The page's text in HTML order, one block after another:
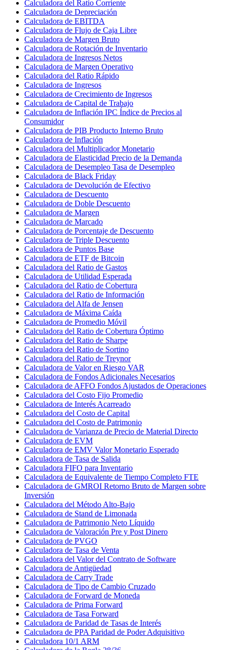
Calculadora del Ratio Corriente
Calculadora de Depreciación
Calculadora de EBITDA
Calculadora de Flujo de Caja Libre
Calculadora de Margen Bruto
Calculadora de Rotación de Inventario
Calculadora de Ingresos Netos
Calculadora de Margen Operativo
Calculadora del Ratio Rápido
Calculadora de Ingresos
Calculadora de Crecimiento de Ingresos
Calculadora de Capital de Trabajo
Calculadora de Inflación IPC Índice de Precios al
Consumidor
Calculadora de PIB Producto Interno Bruto
Calculadora de Inflación
Calculadora del Multiplicador Monetario
Calculadora de Elasticidad Precio de la Demanda
Calculadora de Desempleo Tasa de Desempleo
Calculadora de Black Friday
Calculadora de Devolución de Efectivo
Calculadora de Descuento
Calculadora de Doble Descuento
Calculadora de Margen
Calculadora de Marcado
Calculadora de Porcentaje de Descuento
Calculadora de Triple Descuento
Calculadora de Puntos Base
Calculadora de ETF de Bitcoin
Calculadora del Ratio de Gastos
Calculadora de Utilidad Esperada
Calculadora del Ratio de Cobertura
Calculadora del Ratio de Información
Calculadora del Alfa de Jensen
Calculadora de Máxima Caída
Calculadora de Promedio Móvil
Calculadora del Ratio de Cobertura Óptimo
Calculadora del Ratio de Sharpe
Calculadora del Ratio de Sortino
Calculadora del Ratio de Treynor
Calculadora de Valor en Riesgo VAR
Calculadora de Fondos Adicionales Necesarios
Calculadora de AFFO Fondos Ajustados de Operaciones
Calculadora del Costo Fijo Promedio
Calculadora de Interés Acarreado
Calculadora del Costo de Capital
Calculadora del Costo de Patrimonio
Calculadora de Varianza de Precio de Material Directo
Calculadora de EVM
Calculadora de EMV Valor Monetario Esperado
Calculadora de Tasa de Salida
Calculadora FIFO para Inventario
Calculadora de Equivalente de Tiempo Completo FTE
Calculadora de GMROI Retorno Bruto de Margen sobre
Inversión
Calculadora del Método Alto-Bajo
Calculadora de Stand de Limonada
Calculadora de Patrimonio Neto Líquido
Calculadora de Valoración Pre y Post Dinero
Calculadora de PVGO
Calculadora de Tasa de Venta
Calculadora del Valor del Contrato de Software
Calculadora de Antigüedad
Calculadora de Carry Trade
Calculadora de Tipo de Cambio Cruzado
Calculadora de Forward de Moneda
Calculadora de Prima Forward
Calculadora de Tasa Forward
Calculadora de Paridad de Tasas de Interés
Calculadora de PPA Paridad de Poder Adquisitivo
Calculadora 10/1 ARM